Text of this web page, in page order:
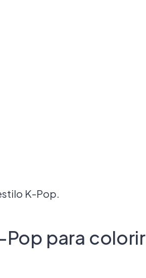
K-Pop.
Pop para colorir